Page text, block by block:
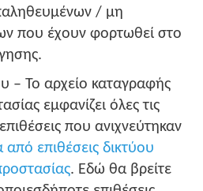
/ μη
που έχουν φορτωθεί στο
– Το αρχείο καταγραφής
εμφανίζει όλες τις
που ανιχνεύτηκαν
από επιθέσεις δικτύου
. Εδώ θα βρείτε